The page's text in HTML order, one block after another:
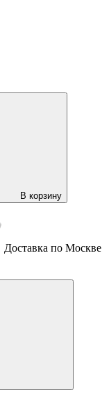
В корзину
Доставка по Москве